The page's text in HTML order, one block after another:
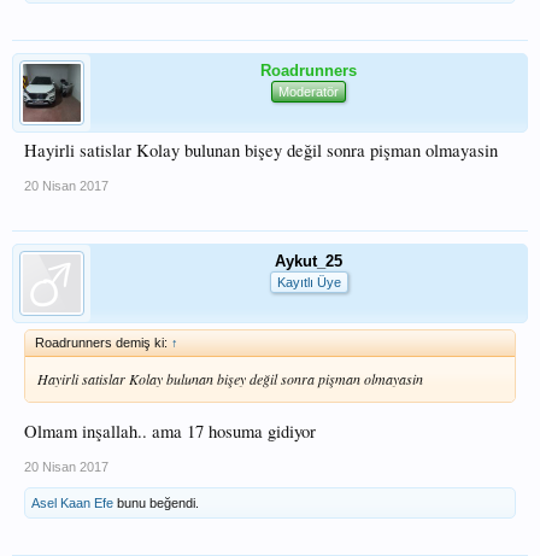
Roadrunners
Moderatör
Hayirli satislar Kolay bulunan bişey değil sonra pişman olmayasin
20 Nisan 2017
Aykut_25
Kayıtlı Üye
Roadrunners demiş ki: ↑
Hayirli satislar Kolay bulunan bişey değil sonra pişman olmayasin
Olmam inşallah.. ama 17 hosuma gidiyor
20 Nisan 2017
Asel Kaan Efe bunu beğendi.